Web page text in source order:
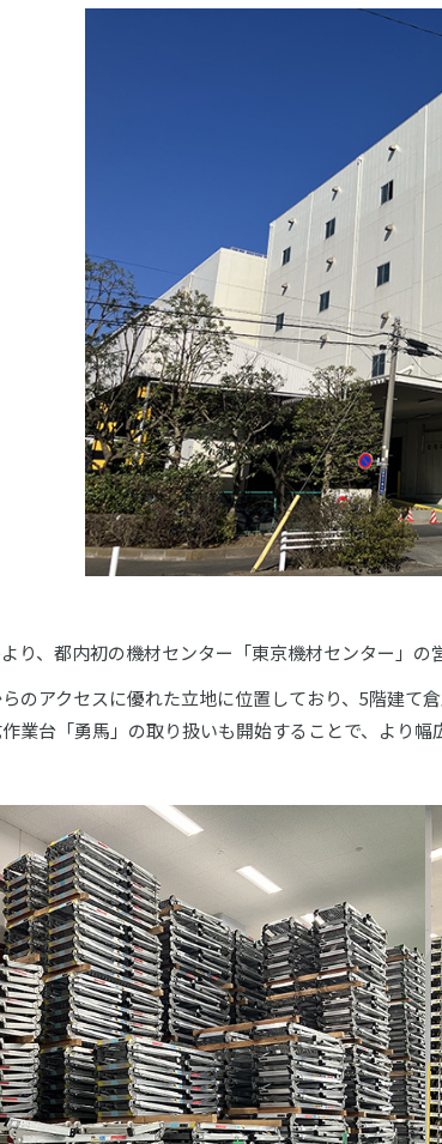
り、都内初の機材センター「東京機材センター」の
のアクセスに優れた立地に位置しており、5階建て倉
業台「勇馬」の取り扱いも開始することで、より幅